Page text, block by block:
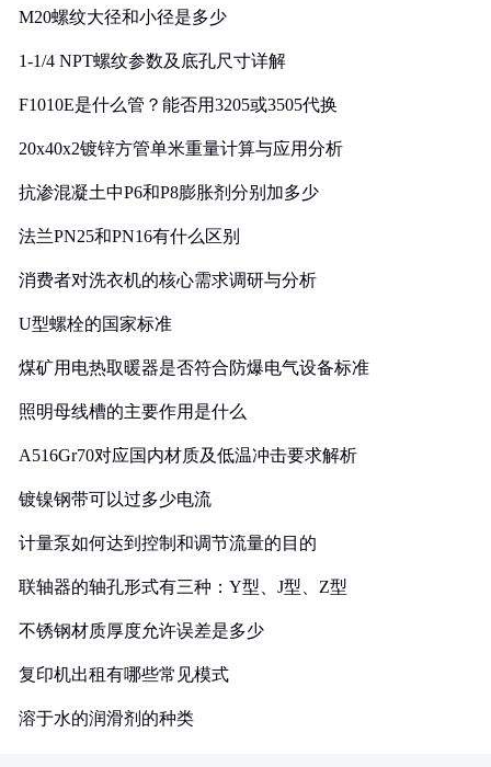
M20螺纹大径和小径是多少
1-1/4 NPT螺纹参数及底孔尺寸详解
F1010E是什么管？能否用3205或3505代换
20x40x2镀锌方管单米重量计算与应用分析
抗渗混凝土中P6和P8膨胀剂分别加多少
法兰PN25和PN16有什么区别
消费者对洗衣机的核心需求调研与分析
U型螺栓的国家标准
煤矿用电热取暖器是否符合防爆电气设备标准
照明母线槽的主要作用是什么
A516Gr70对应国内材质及低温冲击要求解析
镀镍钢带可以过多少电流
计量泵如何达到控制和调节流量的目的
联轴器的轴孔形式有三种：Y型、J型、Z型
不锈钢材质厚度允许误差是多少
复印机出租有哪些常见模式
溶于水的润滑剂的种类